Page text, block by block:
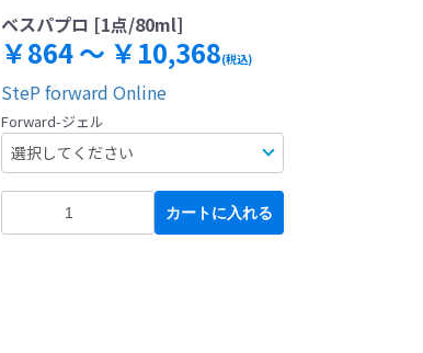
ベスパプロ [1点/80ml]
￥864 ～ ￥10,368(税込)
SteP forward Online
Forward-ジェル
カートに入れる